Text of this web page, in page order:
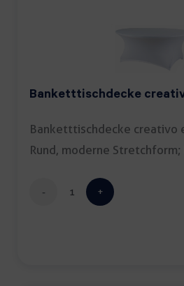
Banketttischdecke
Banketttischdecke creativo
Rund, moderne Stretchform;
Banketttischdecke